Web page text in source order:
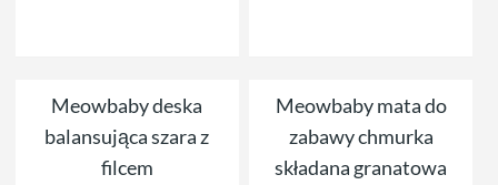
Meowbaby deska
balansująca szara z
filcem
Meowbaby mata do
zabawy chmurka
składana granatowa